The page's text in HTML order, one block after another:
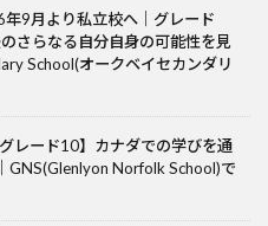
9月より私立校へ｜グレード
さらなる自分自身の可能性を見
School(オークベイセカンダリ
レード10】カナダでの学びを通
GNS(Glenlyon Norfolk School)で